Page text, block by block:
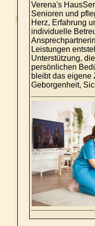
Verena's
Senioren und
Herz, Erfahrung
individuelle
Leistungen
Unterstützung,
persönlichen
bleibt das eigene
Geborgenheit,